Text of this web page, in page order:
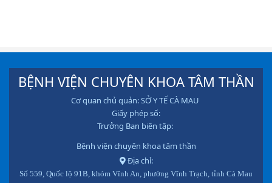
BỆNH VIỆN CHUYÊN KHOA TÂM THẦN
Cơ quan chủ quản: SỞ Y TẾ CÀ MAU
Giấy phép số:
Trưởng Ban biên tập:
Bệnh viện chuyên khoa tâm thần
Địa chỉ:
Số 559, Quốc lộ 91B, khóm Vĩnh An, phường Vĩnh Trạch, tỉnh Cà Mau